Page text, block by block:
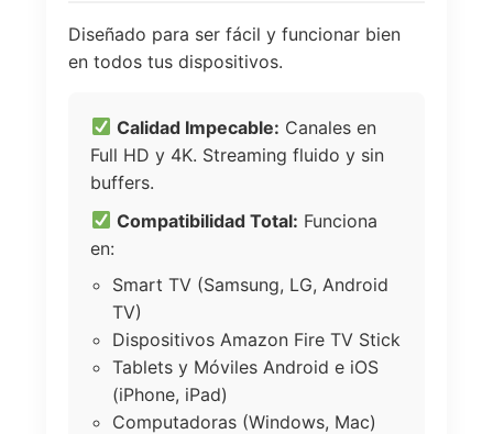
Diseñado para ser fácil y funcionar bien
en todos tus dispositivos.
Calidad Impecable: Canales en
Full HD y 4K. Streaming fluido y sin
buffers.
Compatibilidad Total: Funciona
en:
Smart TV (Samsung, LG, Android
TV)
Dispositivos Amazon Fire TV Stick
Tablets y Móviles Android e iOS
(iPhone, iPad)
Computadoras (Windows, Mac)